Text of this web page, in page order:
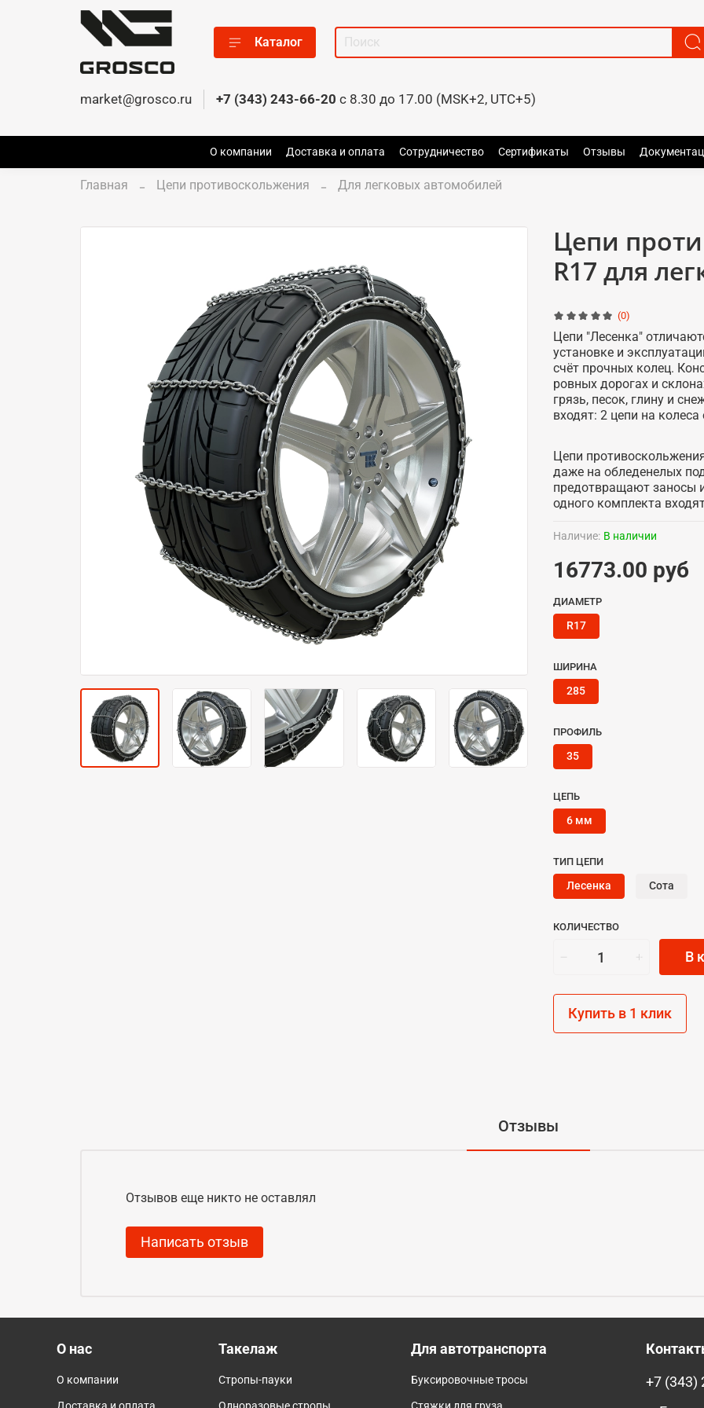
Каталог
market@grosco.ru +7 (343) 243-66-20 c 8.30 до 17.00 (MSK+2, UTC+5)
О компании Доставка и оплата Сотрудничество Сертификаты Отзывы
Главная Цепи противоскольжения Для легковых автомобилей
(0)
Наличие: В наличии
Цепи
R17 для
16773.00 руб
КОЛИЧЕСТВО
В
Купить в 1 клик
ДИАМЕТР
R17
ШИРИНА
285
ПРОФИЛЬ
35
ЦЕПЬ
6 мм
ТИП ЦЕПИ
Лесенка Сота
Цепи "Лесенка"
установке и
счёт прочных колец.
ровных дорогах и
грязь, песок, глину и
входят: 2 цепи на колеса
Цепи
даже на обледенелых
предотвращают заносы
одного комплекта
Отзывы
Отзывов еще никто не оставлял
Написать отзыв
О нас
О компании
Такелаж
Стропы-пауки
Для автотранспорта
Буксировочные тросы
+7 (343)